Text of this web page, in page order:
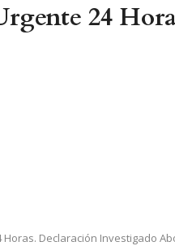
24
Declaración Investigado